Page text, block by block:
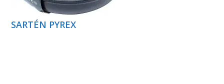
SARTÉN PYREX